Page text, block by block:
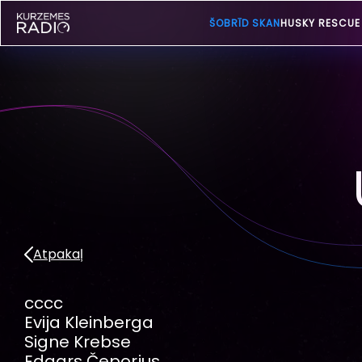
ŠOBRĪD SKANHUSKY
Atpakaļ
cccc
Evija Kleinberga
Signe Krebse